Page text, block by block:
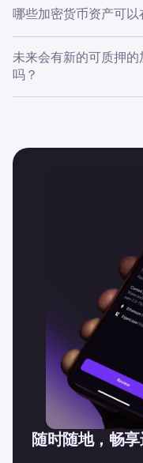
之一而闻名。因此，我
做法，并确保他们在
行严格的尽职调查。
哪些加密货币资产可
需查看最新列表，请点
未来会有新的可质押
吗？
随时随地，畅